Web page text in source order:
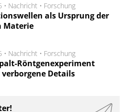
• Nachricht • Forschung
als Ursprung der
Materie
• Nachricht • Forschung
Röntgenexperiment
Details